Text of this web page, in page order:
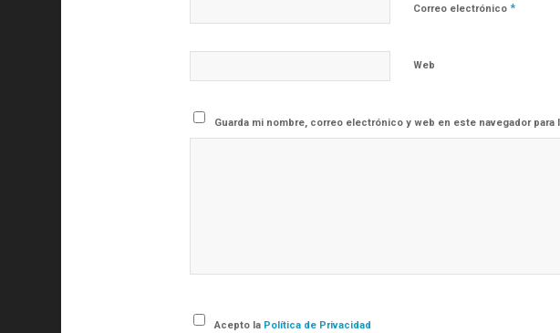
Correo electrónico *
Web
Guarda mi nombre, correo electrónico y web en este navegador
Acepto la Política de Privacidad